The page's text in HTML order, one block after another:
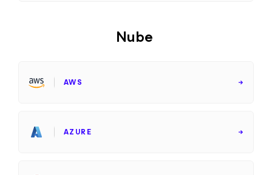
Nube
AWS
AZURE